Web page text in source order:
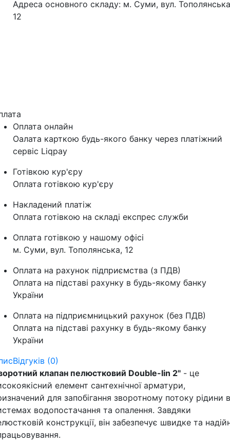
Адреса основного складу: м. Суми, вул.
12
Оплата онлайн
Оалата карткою будь-якого банку через платіжний
сервіс Liqpay
Готівкою кур'єру
Оплата готівкою кур'єру
Накладений платіж
Оплата готівкою на складі експрес служби
Оплата готівкою у нашому офісі
м. Суми, вул. Тополянська, 12
Оплата на рахунок підприємства (з ПДВ)
Оплата на підставі рахунку в будь-якому банку
України
Оплата на підприємницький рахунок (без ПДВ)
Оплата на підставі рахунку в будь-якому банку
України
Відгуків (0)
клапан пелюстковий Double-lin 2" - це
елемент сантехнічної арматури,
для запобігання зворотному потоку рідини в
водопостачання та опалення. Завдяки
конструкції, він забезпечує швидке та